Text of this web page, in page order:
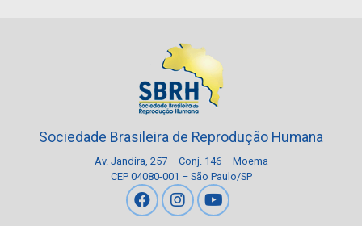
Sociedade Brasileira de Reprodução Humana
Av. Jandira, 257 – Conj. 146 – Moema
CEP 04080-001 – São Paulo/SP